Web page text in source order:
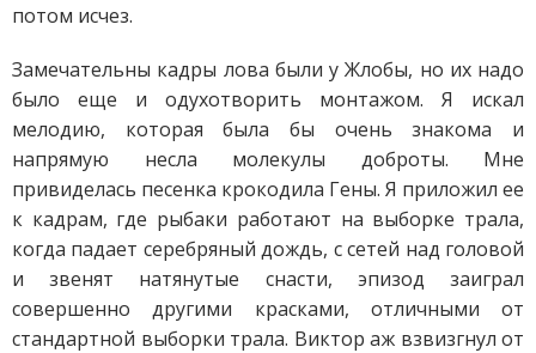
потом исчез.
Замечательны кадры лова были у Жлобы, но их надо
было еще и одухотворить монтажом. Я искал
мелодию, которая была бы очень знакома и
напрямую несла молекулы доброты. Мне
привиделась песенка крокодила Гены. Я приложил ее
к кадрам, где рыбаки работают на выборке трала,
когда падает серебряный дождь, с сетей над головой
и звенят натянутые снасти, эпизод заиграл
совершенно другими красками, отличными от
стандартной выборки трала. Виктор аж взвизгнул от